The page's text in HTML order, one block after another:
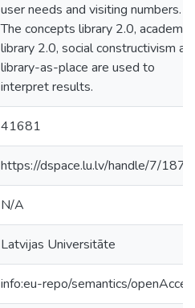
user needs and visiting numbers.
The concepts library 2.0, academic
library 2.0, social constructivism
library-as-place are used to
interpret results.
41681
https://dspace.lu.lv/handle/7/
N/A
Latvijas Universitāte
info:eu-repo/semantics/